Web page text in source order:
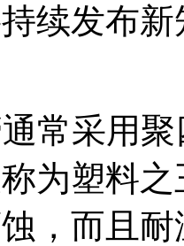
续发布
常采用聚
为塑料
，而且